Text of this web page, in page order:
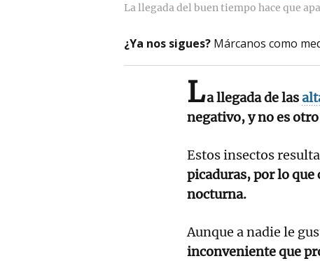
La llegada del buen tiempo hace que
¿Ya nos sigues? Márcanos como
La llegada de las
negativo, y no es
Estos insectos
picaduras, por lo
nocturna.
Aunque a nadie le
inconveniente que